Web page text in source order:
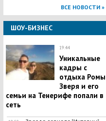
ВСЕ НОВОСТИ »
ШОУ-БИЗНЕС
19:44
Уникальные
кадры с
отдыха Ромы
Зверя и его
семьи на Тенерифе попали в
сеть